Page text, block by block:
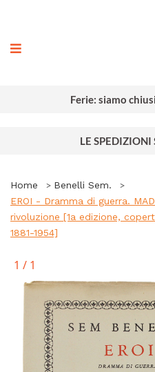
Ferie: siamo
LE SPEDIZIONI
Home
Benelli Sem.
EROI - Dramma di guerra.
rivoluzione [1a edizione,
1881-1954]
1 / 1